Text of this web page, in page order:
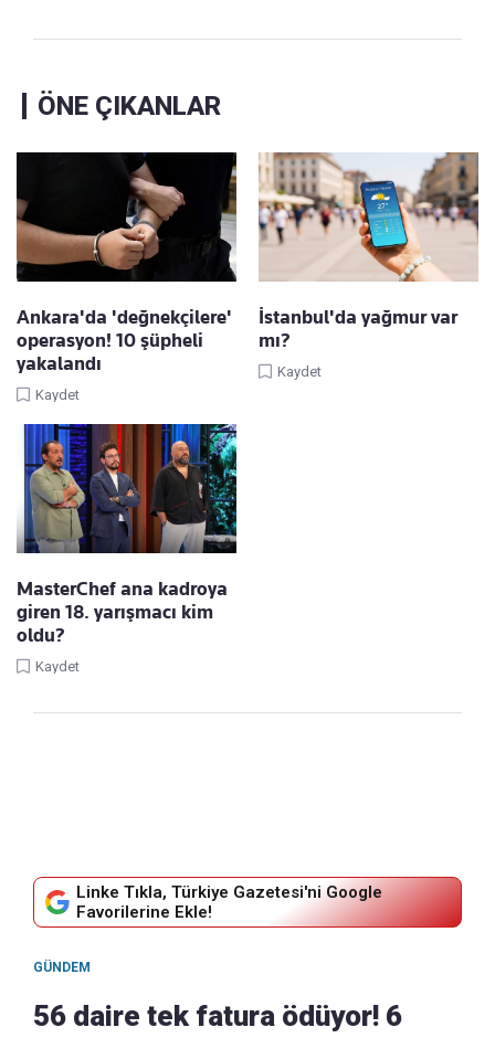
ÖNE ÇIKANLAR
Ankara'da 'değnekçilere'
operasyon! 10 şüpheli
yakalandı
Kaydet
İstanbul'da yağmur var
mı?
Kaydet
MasterChef ana kadroya
giren 18. yarışmacı kim
oldu?
Kaydet
Linke Tıkla, Türkiye Gazetesi'ni Google
Favorilerine Ekle!
GÜNDEM
56 daire tek fatura ödüyor! 6